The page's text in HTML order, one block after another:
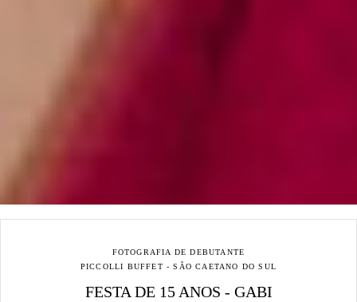
FOTOGRAFIA DE DEBUTANTE
PICCOLLI BUFFET - SÃO CAETANO DO SUL
FESTA DE 15 ANOS - GABI